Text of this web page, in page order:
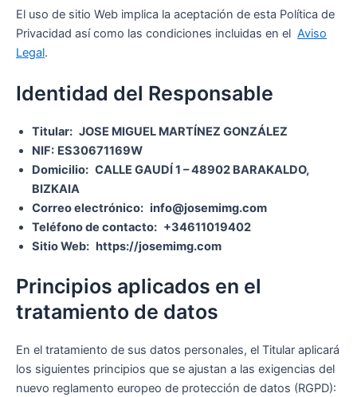
El uso de sitio Web implica la aceptación de esta Política de
Privacidad así como las condiciones incluidas en el Aviso
Legal.
Identidad del Responsable
Titular: JOSE MIGUEL MARTÍNEZ GONZÁLEZ
NIF: ES30671169W
Domicilio: CALLE GAUDÍ 1 – 48902 BARAKALDO,
BIZKAIA
Correo electrónico: info@josemimg.com
Teléfono de contacto: +34611019402
Sitio Web: https://josemimg.com
Principios aplicados en el
tratamiento de datos
En el tratamiento de sus datos personales, el Titular aplicará
los siguientes principios que se ajustan a las exigencias del
nuevo reglamento europeo de protección de datos (RGPD):